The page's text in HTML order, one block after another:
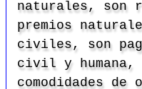
naturales, son
premios
civiles, son
civil y
comodidades de